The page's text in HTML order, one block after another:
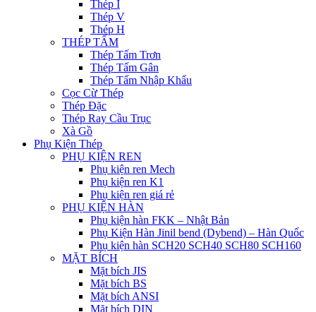
Thép I
Thép V
Thép H
THÉP TẤM
Thép Tấm Trơn
Thép Tấm Gân
Thép Tấm Nhập Khẩu
Cọc Cừ Thép
Thép Đặc
Thép Ray Cầu Trục
Xà Gồ
Phụ Kiện Thép
PHỤ KIỆN REN
Phụ kiện ren Mech
Phụ kiện ren K1
Phụ kiện ren giá rẻ
PHỤ KIỆN HÀN
Phụ kiện hàn FKK – Nhật Bản
Phụ Kiện Hàn Jinil bend (Dybend) – Hàn Quốc
Phụ kiện hàn SCH20 SCH40 SCH80 SCH160
MẶT BÍCH
Mặt bích JIS
Mặt bích BS
Mặt bích ANSI
Mặt bích DIN